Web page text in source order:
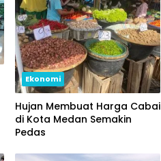
Ekonomi
Hujan Membuat Harga Cabai
di Kota Medan Semakin
Pedas